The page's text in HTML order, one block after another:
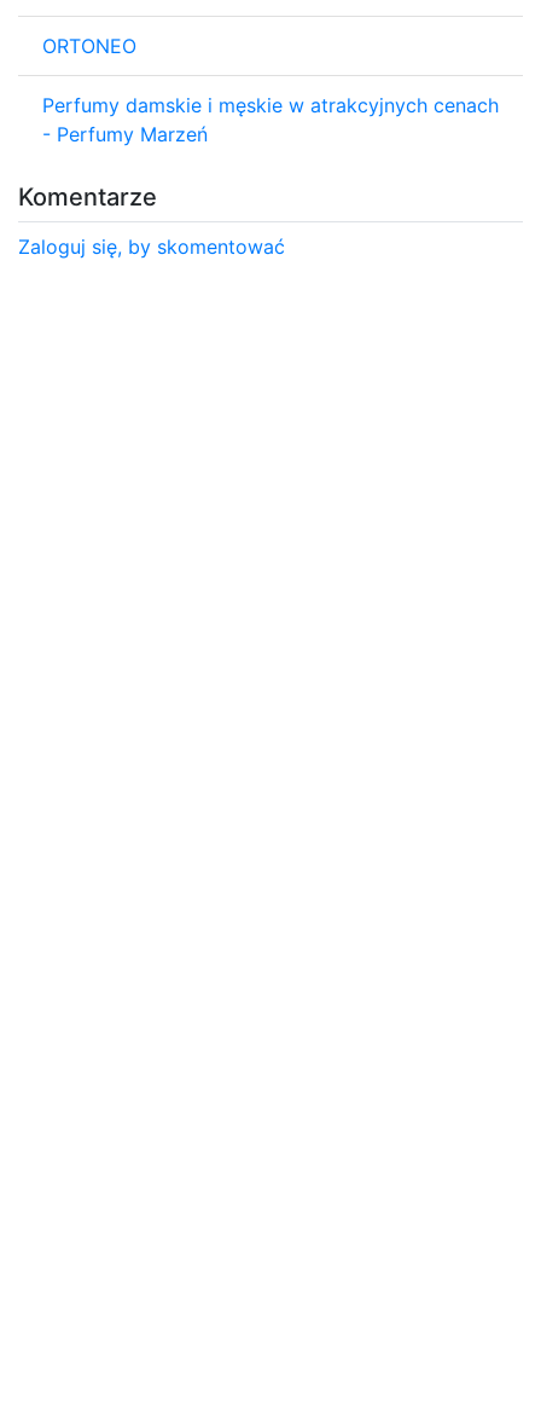
ORTONEO
Perfumy damskie i męskie w atrakcyjnych cenach
- Perfumy Marzeń
Komentarze
Zaloguj się, by skomentować